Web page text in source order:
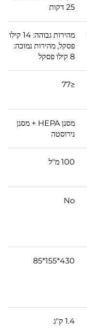
25 דקות
מהירות גבוהה: 14 קילו
פסקל, מהירות נמוכה:
8 קילו פסקל
≤77
מסנן HEPA + מסנן
נירוסטה
100 מ"ל
No
430*155*85
1.4 ק"ג